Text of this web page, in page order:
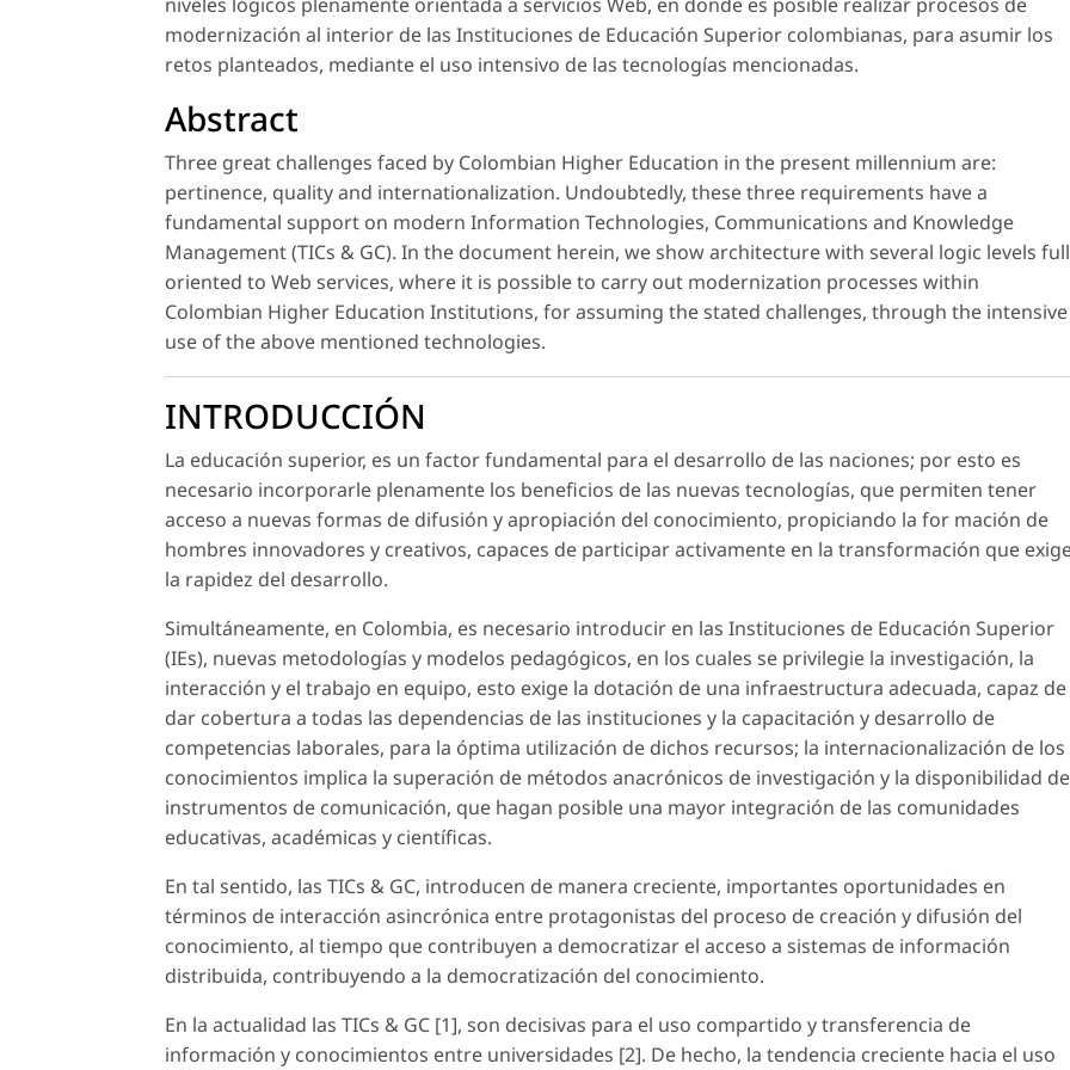
modernización al interior de las Instituciones de Educación Superior colombianas, para asumir los
retos planteados, mediante el uso intensivo de las tecnologías mencionadas.
Abstract
Three great challenges faced by Colombian Higher Education in the present millennium are:
pertinence, quality and internationalization. Undoubtedly, these three requirements have a
fundamental support on modern Information Technologies, Communications and Knowledge
Management (TICs & GC). In the document herein, we show architecture with several logic levels
oriented to Web services, where it is possible to carry out modernization processes within
Colombian Higher Education Institutions, for assuming the stated challenges, through the intensive
use of the above mentioned technologies.
INTRODUCCIÓN
La educación superior, es un factor fundamental para el desarrollo de las naciones; por esto es
necesario incorporarle plenamente los beneficios de las nuevas tecnologías, que permiten tener
acceso a nuevas formas de difusión y apropiación del conocimiento, propiciando la for mación de
hombres innovadores y creativos, capaces de participar activamente en la transformación que
la rapidez del desarrollo.
Simultáneamente, en Colombia, es necesario introducir en las Instituciones de Educación Superior
(IEs), nuevas metodologías y modelos pedagógicos, en los cuales se privilegie la investigación, la
interacción y el trabajo en equipo, esto exige la dotación de una infraestructura adecuada, capaz de
dar cobertura a todas las dependencias de las instituciones y la capacitación y desarrollo de
competencias laborales, para la óptima utilización de dichos recursos; la internacionalización de los
conocimientos implica la superación de métodos anacrónicos de investigación y la disponibilidad de
instrumentos de comunicación, que hagan posible una mayor integración de las comunidades
educativas, académicas y científicas.
En tal sentido, las TICs & GC, introducen de manera creciente, importantes oportunidades en
términos de interacción asincrónica entre protagonistas del proceso de creación y difusión del
conocimiento, al tiempo que contribuyen a democratizar el acceso a sistemas de información
distribuida, contribuyendo a la democratización del conocimiento.
En la actualidad las TICs & GC [1], son decisivas para el uso compartido y transferencia de
información y conocimientos entre universidades [2]. De hecho, la tendencia creciente hacia el uso